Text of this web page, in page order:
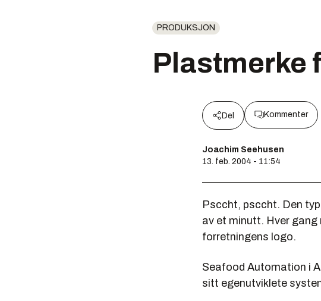
PRODUKSJON
Plastmerke
Del Kommenter
Joachim Seehusen
13. feb. 2004 - 11:54
Psccht, psccht. Den
av et minutt. Hver gang
forretningens logo.
Seafood Automation i
sitt egenutviklete